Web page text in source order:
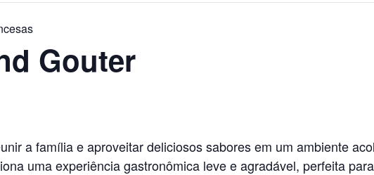
Gouter
a família e aproveitar deliciosos sabores em um ambiente
uma experiência gastronômica leve e agradável, perfeita